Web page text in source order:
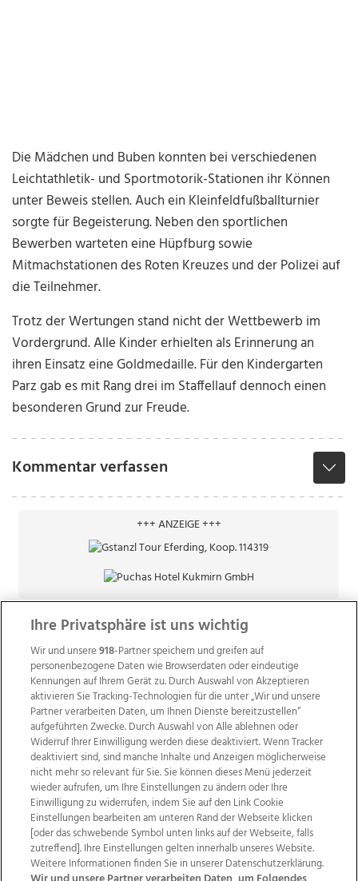
Die Mädchen und Buben konnten bei verschiedenen
Leichtathletik- und Sportmotorik-Stationen ihr Können
unter Beweis stellen. Auch ein Kleinfeldfußballturnier
sorgte für Begeisterung. Neben den sportlichen
Bewerben warteten eine Hüpfburg sowie
Mitmachstationen des Roten Kreuzes und der Polizei auf
die Teilnehmer.
Trotz der Wertungen stand nicht der Wettbewerb im
Vordergrund. Alle Kinder erhielten als Erinnerung an
ihren Einsatz eine Goldmedaille. Für den Kindergarten
Parz gab es mit Rang drei im Staffellauf dennoch einen
besonderen Grund zur Freude.
Kommentar verfassen
+++ ANZEIGE +++
Wir über uns Mediadaten Kontakt
Jobs
Datenschutz
Impressum
AGB Anzeigekunden
AGB Website
Ehrenkodex Politische Werbung
Ihre Privatsphäre ist uns wichtig
Wir und unsere918-Partner speichern und greifen auf
personenbezogene Daten wie Browserdaten oder eindeutige
Kennungen auf Ihrem Gerät zu. Durch Auswahl von Akzeptieren
aktivieren Sie Tracking-Technologien für die unter „Wir und unsere
Partner verarbeiten Daten, um Ihnen Dienste bereitzustellen“
aufgeführten Zwecke. Durch Auswahl von Alle ablehnen oder
Widerruf Ihrer Einwilligung werden diese deaktiviert. Wenn Tracker
deaktiviert sind, sind manche Inhalte und Anzeigen möglicherweise
nicht mehr so relevant für Sie. Sie können dieses Menü jederzeit
wieder aufrufen, um Ihre Einstellungen zu ändern oder Ihre
Einwilligung zu widerrufen, indem Sie auf den Link Cookie
Einstellungen bearbeiten am unteren Rand der Webseite klicken
[oder das schwebende Symbol unten links auf der Webseite, falls
zutreffend]. Ihre Einstellungen gelten innerhalb unseres Website.
Weitere Informationen finden Sie in unserer Datenschutzerklärung.